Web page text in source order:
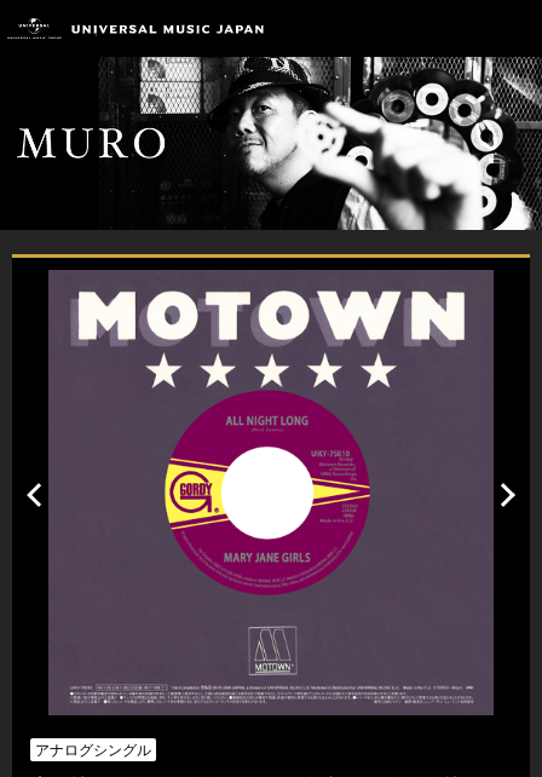
アナログシングル